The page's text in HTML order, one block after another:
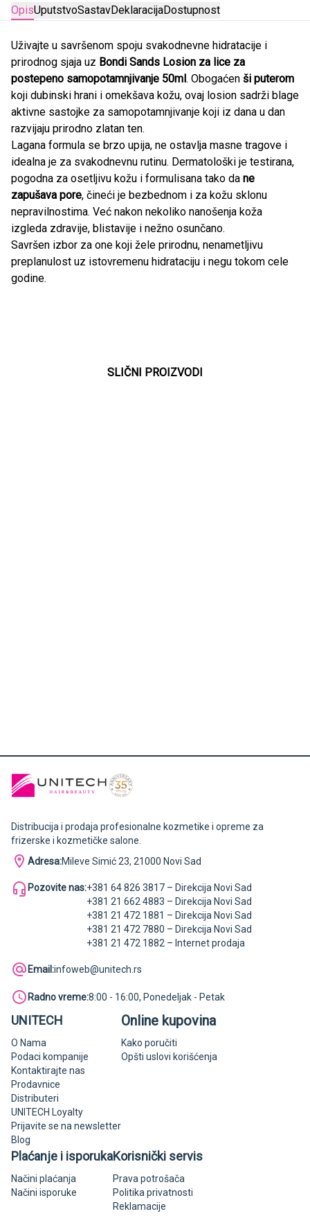
OpisUputstvoSastavDeklaracijaDostupnost
Uživajte u savršenom spoju svakodnevne hidratacije i
prirodnog sjaja uz Bondi Sands Losion za lice za
postepeno samopotamnjivanje 50ml. Obogaćen ši puterom
koji dubinski hrani i omekšava kožu, ovaj losion sadrži blage
aktivne sastojke za samopotamnjivanje koji iz dana u dan
razvijaju prirodno zlatan ten.
Lagana formula se brzo upija, ne ostavlja masne tragove i
idealna je za svakodnevnu rutinu. Dermatološki je testirana,
pogodna za osetljivu kožu i formulisana tako da ne
zapušava pore, čineći je bezbednom i za kožu sklonu
nepravilnostima. Već nakon nekoliko nanošenja koža
izgleda zdravije, blistavije i nežno osunčano.
Savršen izbor za one koji žele prirodnu, nenametljivu
preplanulost uz istovremenu hidrataciju i negu tokom cele
godine.
SLIČNI PROIZVODI
Distribucija i prodaja profesionalne kozmetike i opreme za
frizerske i kozmetičke salone.
Adresa:Mileve Simić 23, 21000 Novi Sad
Pozovite nas:+381 64 826 3817 – Direkcija Novi Sad
+381 21 662 4883 – Direkcija Novi Sad
+381 21 472 1881 – Direkcija Novi Sad
+381 21 472 7880 – Direkcija Novi Sad
+381 21 472 1882 – Internet prodaja
Email:infoweb@unitech.rs
Radno vreme:8:00 - 16:00, Ponedeljak - Petak
UNITECH
O Nama
Podaci kompanije
Kontaktirajte nas
Prodavnice
Distributeri
UNITECH Loyalty
Prijavite se na newsletter
Blog
Online kupovina
Kako poručiti
Opšti uslovi korišćenja
Plaćanje i isporuka
Načini plaćanja
Načini isporuke
Korisnički servis
Prava potrošača
Politika privatnosti
Reklamacije